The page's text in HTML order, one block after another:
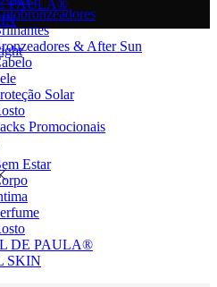
PAULA®
& After Sun
Solar
Promocionais
Estar
DE PAULA®
SKIN